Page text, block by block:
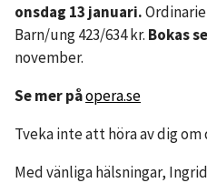
onsdag 13 januari.Ordinarie
Barn/ung 423/634 kr. Bokas
november.
Se merpåopera.se
Tveka inte att höra av dig om
Med vänliga hälsningar,